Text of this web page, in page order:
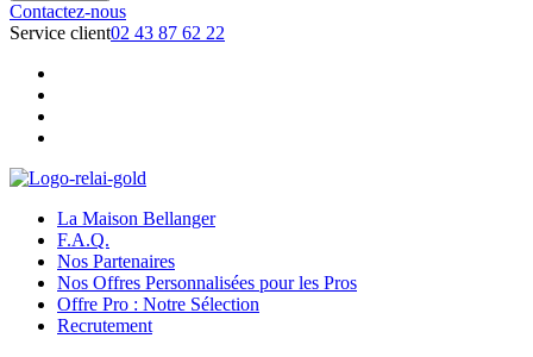
Contactez-nous
Service client02 43 87 62 22
La Maison Bellanger
F.A.Q.
Nos Partenaires
Nos Offres Personnalisées pour les Pros
Offre Pro : Notre Sélection
Recrutement